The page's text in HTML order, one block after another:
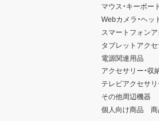
マウス・キーボー
Webカメラ・ヘッ
スマートフォン
タブレットアク
電源関連用品
アクセサリー・収
テレビアクセサ
その他周辺機器
個人向け商品 商